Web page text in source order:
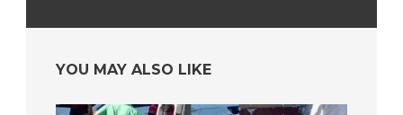
YOU MAY ALSO LIKE